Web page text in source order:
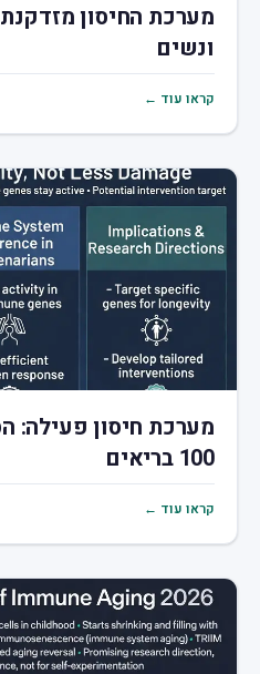
מערכת החיסון
ונשים
קראו עוד ←
מערכת חיסון פעילה:
100 בריאים
קראו עוד ←